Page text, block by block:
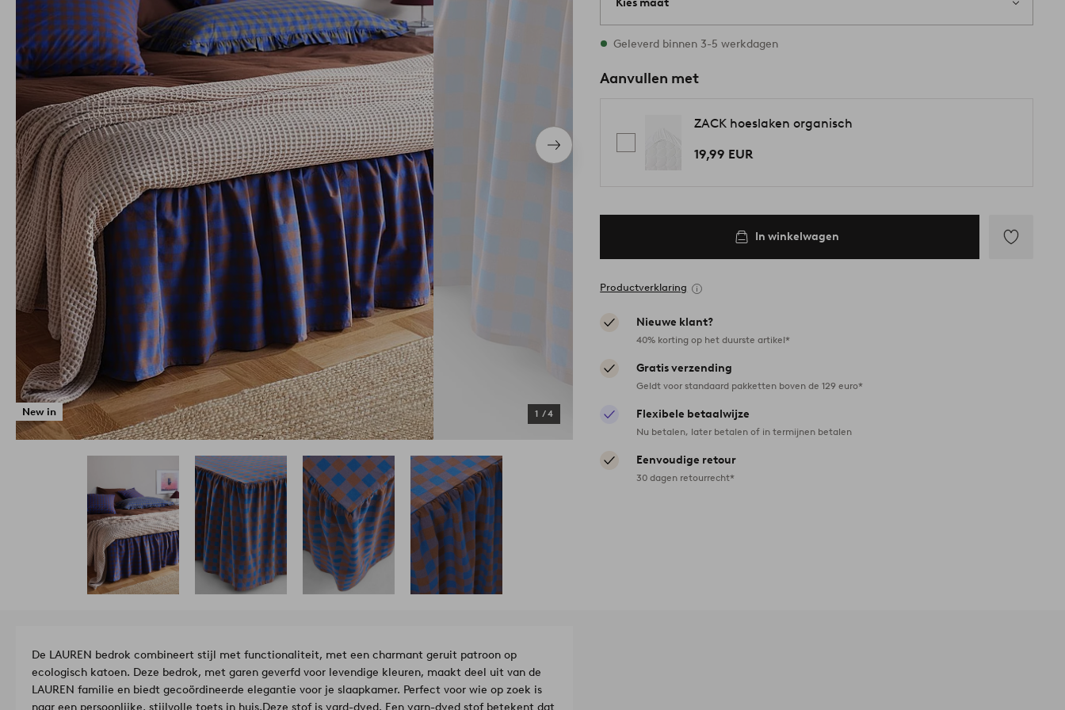
Volgend
item
New in 1 /4
Kies maat
Alle maten zijn op voorraad
Geleverd binnen 3-5 werkdagen
Aanvullen met
ZACK hoeslaken organisch
19,99 EUR
In winkelwagen
Productverklaring
Nieuwe klant?
40% korting op het duurste artikel*
Gratis verzending
Geldt voor standaard pakketten boven de 129 euro*
Flexibele betaalwijze
Nu betalen, later betalen of in termijnen betalen
Eenvoudige retour
30 dagen retourrecht*
De LAUREN bedrok combineert stijl met functionaliteit, met een charmant geruit patroon op
ecologisch katoen. Deze bedrok, met garen geverfd voor levendige kleuren, maakt deel uit van de
LAUREN familie en biedt gecoördineerde elegantie voor je slaapkamer. Perfect voor wie op zoek is
naar een persoonlijke, stijlvolle toets in huis.Deze stof is yard-dyed. Een yarn-dyed stof betekent dat